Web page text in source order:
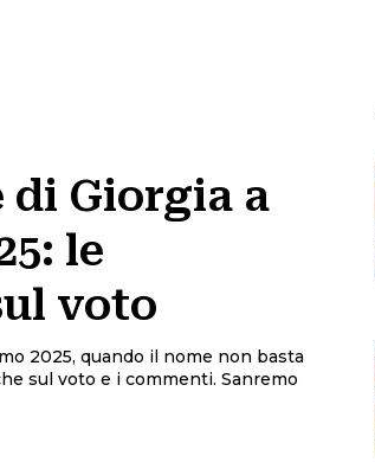
di Giorgia a
le
voto
2025, quando il nome non basta
voto e i commenti. Sanremo